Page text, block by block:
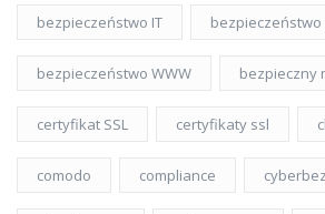
bezpieczeństwo IT bezpieczeństwo
bezpieczeństwo WWW bezpieczny
certyfikat SSL certyfikaty ssl
comodo compliance